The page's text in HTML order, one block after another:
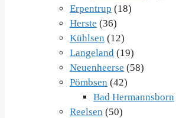
Erpentrup (18)
Herste (36)
Kühlsen (12)
Langeland (19)
Neuenheerse (58)
Pömbsen (42)
Bad Hermannsborn
Reelsen (50)